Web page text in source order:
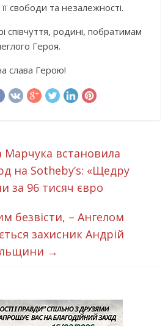
її свободи та незалежності.
співчуття, родині, побратимам
Героя.
слава Герою!
Марчука встановила
на Sotheby’s: «Щедру
за 96 тисяч євро
безвісти, – Ангелом
захисник Андрій
→